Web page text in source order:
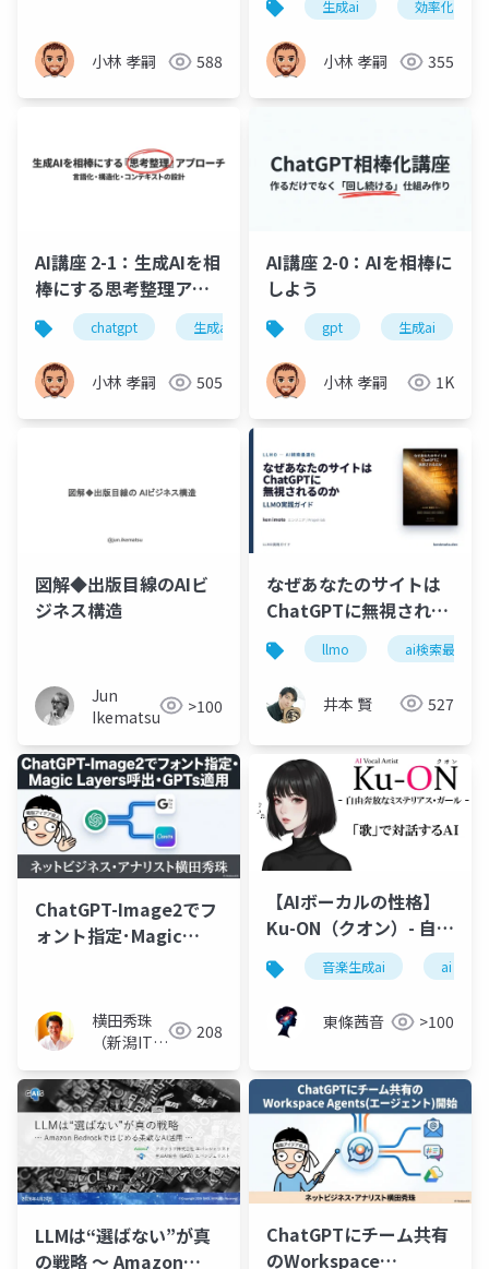
小林 孝嗣 588
生成ai 効率化
小林 孝嗣 355
AI講座 2-1：生成AIを相
棒にする思考整理アプ
ローチchatgpt 生成ai プロンプトエンジニアリング
小林 孝嗣 505
AI講座 2-0：AIを相棒に
しよう
gpt 生成ai
小林 孝嗣 1K
図解◆出版目線のAIビ
ジネス構造
Jun
Ikematsu
>100
なぜあなたのサイトは
ChatGPTに無視される
のか ― LLMO(AI検索最
適化)入門
llmo ai検索最適化
井本 賢 527
ChatGPT-Image2でフ
ォント指定･Magic
横田秀珠
（新潟ITコ
ト）
208
【AIボーカルの性格】
Ku-ON（クオン）- 自由
奔放なミステリアス・
ガール –
音楽生成ai ai
東條茜音 >100
LLMは“選ばない”が真
の戦略 〜 Amazon
ChatGPTにチーム共有
のWorkspace